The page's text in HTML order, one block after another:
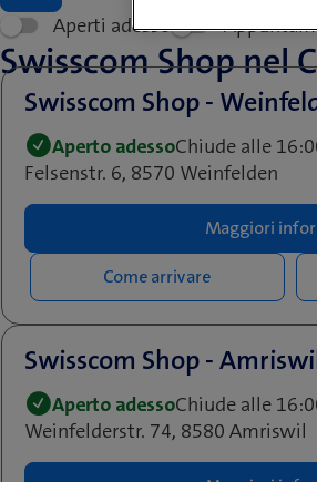
Aperti adesso
Swisscom Shop nel
Swisscom Shop -
Aperto adessoChiude alle
Felsenstr. 6, 8570 Weinfelden
Maggiori
Come arrivare
Swisscom Shop -
Aperto adessoChiude alle
Weinfelderstr. 74, 8580 Amriswil